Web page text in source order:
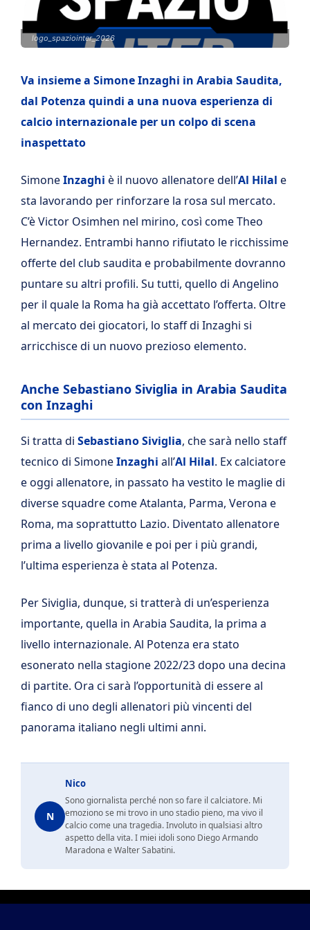
logo_spaziointer_2026
Va insieme a Simone Inzaghi in Arabia Saudita,
dal Potenza quindi a una nuova esperienza di
calcio internazionale per un colpo di scena
inaspettato
SimoneInzaghi è il nuovo allenatore dell’Al Hilal e
sta lavorando per rinforzare la rosa sul mercato.
C’è Victor Osimhen nel mirino, così come Theo
Hernandez. Entrambi hanno rifiutato le ricchissime
offerte del club saudita e probabilmente dovranno
puntare su altri profili. Su tutti, quello di Angelino
per il quale la Roma ha già accettato l’offerta. Oltre
al mercato dei giocatori, lo staff di Inzaghi si
arricchisce di un nuovo prezioso elemento.
Anche Sebastiano Siviglia in Arabia Saudita
con Inzaghi
Si tratta di Sebastiano Siviglia, che sarà nello staff
tecnico di SimoneInzaghi all’Al Hilal. Ex calciatore
e oggi allenatore, in passato ha vestito le maglie di
diverse squadre come Atalanta, Parma, Verona e
Roma, ma soprattutto Lazio. Diventato allenatore
prima a livello giovanile e poi per i più grandi,
l’ultima esperienza è stata al Potenza.
Per Siviglia, dunque, si tratterà di un’esperienza
importante, quella in Arabia Saudita, la prima a
livello internazionale. Al Potenza era stato
esonerato nella stagione 2022/23 dopo una decina
di partite. Ora ci sarà l’opportunità di essere al
fianco di uno degli allenatori più vincenti del
panorama italiano negli ultimi anni.
N
Nico
Sono giornalista perché non so fare il calciatore. Mi
emoziono se mi trovo in uno stadio pieno, ma vivo il
calcio come una tragedia. Involuto in qualsiasi altro
aspetto della vita. I miei idoli sono Diego Armando
Maradona e Walter Sabatini.